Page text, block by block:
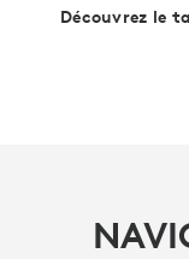
Découvrez le